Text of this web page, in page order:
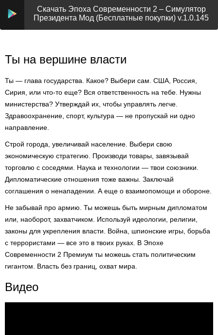
Скачать Эпоха Современности 2 – Симулятор
Президента Мод (Бесплатные покупки) v.1.0.145
Ты на вершине власти
Ты — глава государства. Какое? Выбери сам. США, Россия,
Сирия, или что-то еще? Вся ответственность на тебе. Нужны
министерства? Утверждай их, чтобы управлять легче.
Здравоохранение, спорт, культура — не пропускай ни одно
направление.
Строй города, увеличивай население. Выбери свою
экономическую стратегию. Производи товары, завязывай
торговлю с соседями. Наука и технологии — твои союзники.
Дипломатические отношения тоже важны. Заключай
соглашения о ненападении. А еще о взаимопомощи и обороне.
Не забывай про армию. Ты можешь быть мирным дипломатом
или, наоборот, захватчиком. Используй идеологии, религии,
законы для укрепления власти. Война, шпионские игры, борьба
с террористами — все это в твоих руках. В Эпохе
Современности 2 Премиум ты можешь стать политическим
гигантом. Власть без границ, охват мира.
Видео